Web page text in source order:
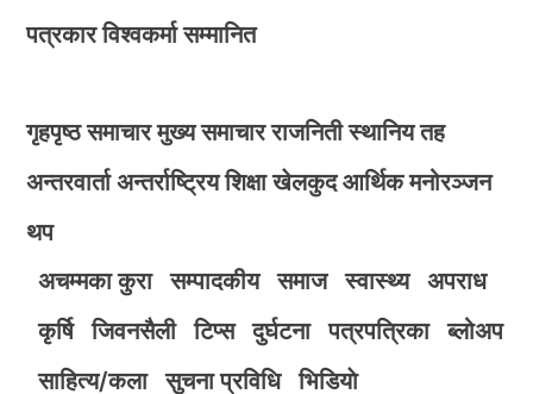
पत्रकार विश्वकर्मा सम्मानित
गृहपृष्ठ समाचार मुख्य समाचार राजनिती स्थानिय तह
अन्तरवार्ता अन्तर्राष्ट्रिय शिक्षा खेलकुद आर्थिक मनोरञ्जन
थप
अचम्मका कुरा
सम्पादकीय समाज स्वास्थ्य
अपराध
कृर्षि
जिवनसैली टिप्स दुर्घटना पत्रपत्रिका
ब्लोअप
साहित्य/कला
सुचना प्रविधि भिडियाे